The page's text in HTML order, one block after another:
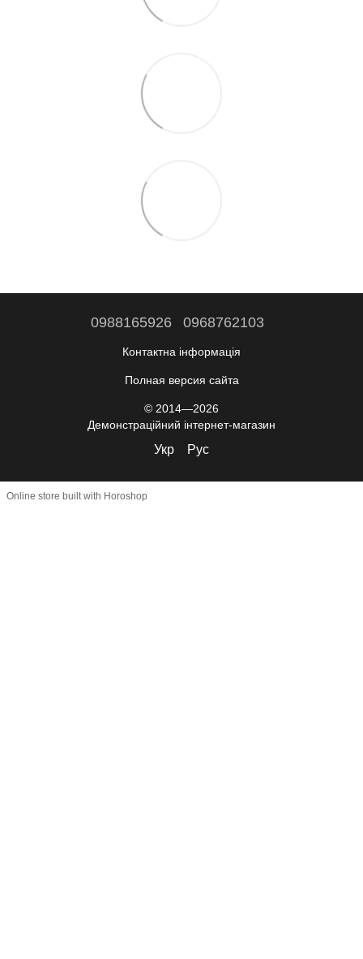
0988165926 0968762103
Контактна інформація
Полная версия сайта
© 2014—2026
Демонстраційний інтернет-магазин
Укр Рус
Online store built with Horoshop